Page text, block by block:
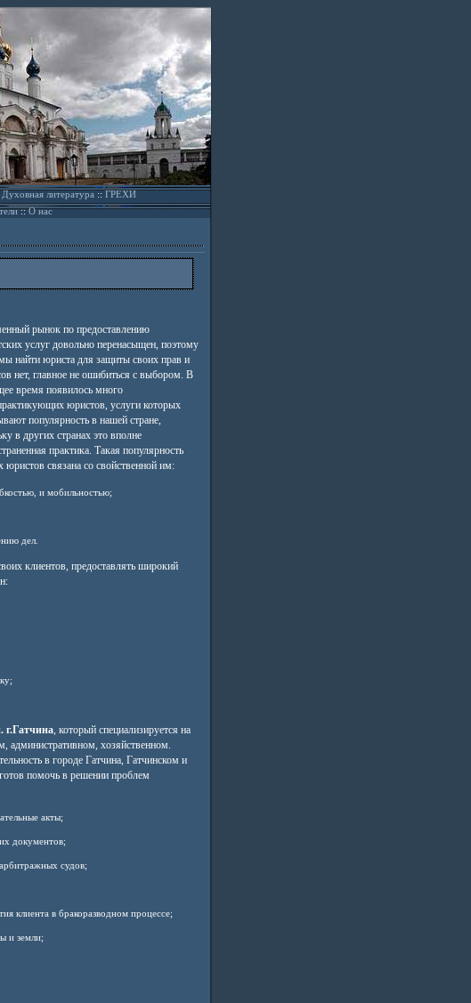
Духовная литература::ГРЕХИ
::О нас
рынок по предоставлению
услуг довольно перенасыщен, поэтому
найти юриста для защиты своих прав и
нет, главное не ошибиться с выбором. В
время появилось много
юристов, услуги которых
популярность в нашей стране,
в других странах это вполне
практика. Такая популярность
юристов связана со свойственной им:
и мобильностью;
дел.
клиентов, предоставлять широкий
, который специализируется на
административном, хозяйственном.
в городе Гатчина, Гатчинском и
помочь в решении проблем
акты;
документов;
судов;
клиента в бракоразводном процессе;
и земли;